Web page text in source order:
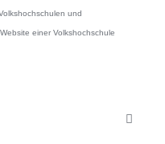
und
einer Volkshochschule